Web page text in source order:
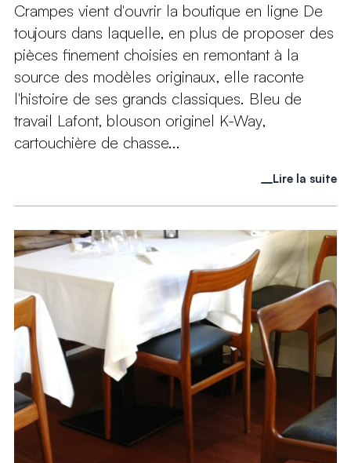
Crampes vient d'ouvrir la boutique en ligne De
toujours dans laquelle, en plus de proposer des
pièces finement choisies en remontant à la
source des modèles originaux, elle raconte
l'histoire de ses grands classiques. Bleu de
travail Lafont, blouson originel K-Way,
cartouchière de chasse...
Lire la suite